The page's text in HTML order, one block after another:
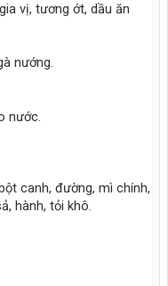
vị, tương ớt, dầu ăn
nướng.
nước.
canh, đường, mì chính,
hành, tỏi khô.